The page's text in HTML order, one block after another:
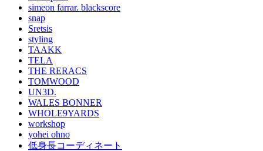
simeon farrar. blackscore
snap
Sretsis
styling
TAAKK
TELA
THE RERACS
TOMWOOD
UN3D.
WALES BONNER
WHOLE9YARDS
workshop
yohei ohno
低身長コーディネート